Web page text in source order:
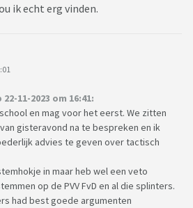
ik echt erg vinden.
11-2023 om 16:41:
en mag voor het eerst. We zitten
gisteravond na te bespreken en ik
advies te geven over tactisch
in maar heb wel een veto
op de PVV FvD en al die splinters.
had best goede argumenten